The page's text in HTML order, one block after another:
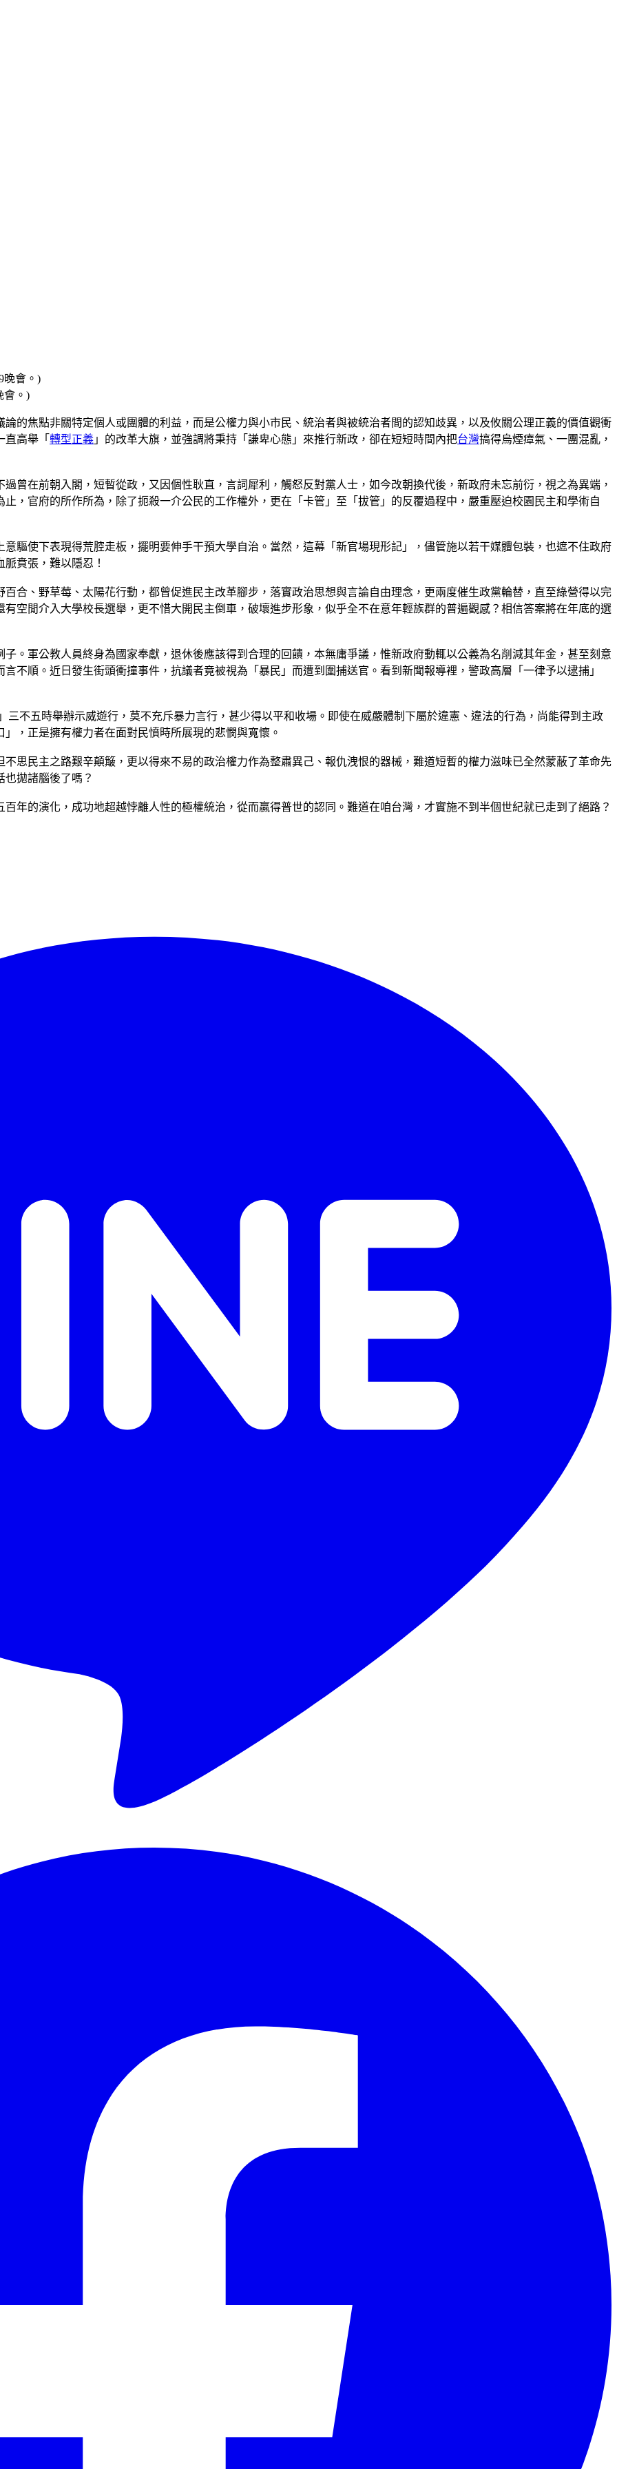
會。)
的焦點非關特定個人或團體的利益，而是公權力與小市民、統治者與被統治者間的認知歧異，以及攸關公理正義的價值觀衝
直高舉「 轉型正義 」的改革大旗，並強調將秉持「謙卑心態」來推行新政，卻在短短時間內把台灣搞得烏煙瘴氣、一團混亂，
曾在前朝入閣，短暫從政，又因個性耿直，言詞犀利，觸怒反對黨人士，如今改朝換代後，新政府未忘前衍，視之為異端，
，官府的所作所為，除了扼殺一介公民的工作權外，更在「卡管」至「拔管」的反覆過程中，嚴重壓迫校園民主和學術自
驅使下表現得荒腔走板，擺明要伸手干預大學自治。當然，這幕「新官場現形記」，儘管施以若干媒體包裝，也遮不住政府
賁張，難以隱忍！
合、野草莓、太陽花行動，都曾促進民主改革腳步，落實政治思想與言論自由理念，更兩度催生政黨輪替，直至綠營得以完
空閒介入大學校長選舉，更不惜大開民主倒車，破壞進步形象，似乎全不在意年輕族群的普遍觀感？相信答案將在年底的選
。軍公教人員終身為國家奉獻，退休後應該得到合理的回饋，本無庸爭議，惟新政府動輒以公義為名削減其年金，甚至刻意
不順。近日發生街頭衝撞事件，抗議者竟被視為「暴民」而遭到圍捕送官。看到新聞報導裡，警政高層「一律予以逮捕」
不五時舉辦示威遊行，莫不充斥暴力言行，甚少得以平和收場。即使在威嚴體制下屬於違憲、違法的行為，尚能得到主政
，正是擁有權力者在面對民憤時所展現的悲憫與寬懷。
思民主之路艱辛顛簸，更以得來不易的政治權力作為整肅異己、報仇洩恨的器械，難道短暫的權力滋味已全然蒙蔽了革命先
拋諸腦後了嗎？
年的演化，成功地超越悖離人性的極權統治，從而贏得普世的認同。難道在咱台灣，才實施不到半個世紀就已走到了絕路？